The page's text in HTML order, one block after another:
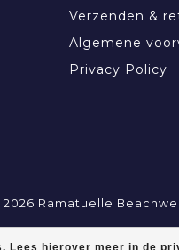
Lees hierover meer in de
Verzenden &
Algemene
Privacy Policy
Ramatuelle